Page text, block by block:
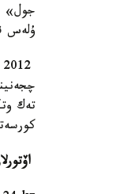
جول»
ۇلەس